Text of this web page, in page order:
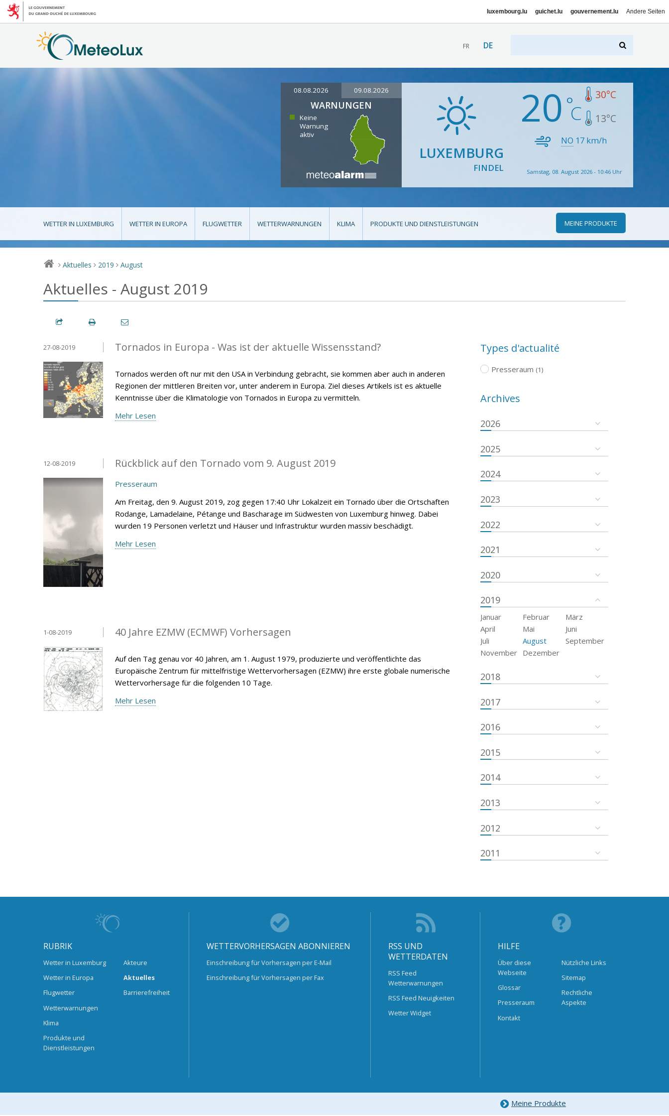
luxembourg.lu guichet.lu gouvernement.lu Andere Seiten
FR DE
08.08.2026 09.08.2026
WARNUNGEN
Keine
Warnung
aktiv
LUXEMBURG
FINDEL
20 30°C
13°C
NO 17 km/h
Samstag, 08. August 2026 - 10:46 Uhr
WETTER IN LUXEMBURG WETTER IN EUROPA FLUGWETTER WETTERWARNUNGEN KLIMA PRODUKTE UND DIENSTLEISTUNGEN MEINE PRODUKTE
> Aktuelles > 2019 > August
Aktuelles - August 2019
Tornados in Europa - Was ist der aktuelle Wissensstand?
27-08-2019
Tornados werden oft nur mit den USA in Verbindung gebracht, sie kommen aber auch in anderen
Regionen der mittleren Breiten vor, unter anderem in Europa. Ziel dieses Artikels ist es aktuelle
Kenntnisse über die Klimatologie von Tornados in Europa zu vermitteln.
Mehr Lesen
Rückblick auf den Tornado vom 9. August 2019
12-08-2019
Presseraum
Am Freitag, den 9. August 2019, zog gegen 17:40 Uhr Lokalzeit ein Tornado über die Ortschaften
Rodange, Lamadelaine, Pétange und Bascharage im Südwesten von Luxemburg hinweg. Dabei
wurden 19 Personen verletzt und Häuser und Infrastruktur wurden massiv beschädigt.
Mehr Lesen
40 Jahre EZMW (ECMWF) Vorhersagen
1-08-2019
Auf den Tag genau vor 40 Jahren, am 1. August 1979, produzierte und veröffentlichte das
Europäische Zentrum für mittelfristige Wettervorhersagen (EZMW) ihre erste globale numerische
Wettervorhersage für die folgenden 10 Tage.
Mehr Lesen
Types d'actualité
Presseraum (1)
Archives
2026
2025
2024
2023
2022
2021
2020
2019
Januar Februar
März
April
Mai
Juni
Juli
August
September
November
Dezember
2018
2017
2016
2015
2014
2013
2012
2011
RUBRIK
Wetter in Luxemburg
Wetter in Europa
Flugwetter
Wetterwarnungen
Klima
Produkte und
Dienstleistungen
Akteure
Aktuelles
Barrierefreiheit
WETTERVORHERSAGEN ABONNIEREN
Einschreibung für Vorhersagen per E-Mail
Einschreibung für Vorhersagen per Fax
RSS UND
WETTERDATEN
RSS Feed
Wetterwarnungen
RSS Feed Neuigkeiten
Wetter Widget
HILFE
Über diese
Webseite
Glossar
Presseraum
Kontakt
Nützliche Links
Sitemap
Rechtliche
Aspekte
Meine Produkte